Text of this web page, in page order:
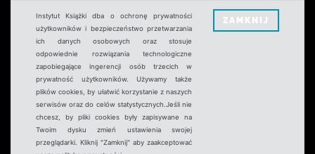
Instytut Książki dba o ochronę prywatności
użytkowników i bezpieczeństwo przetwarzania
ich danych osobowych oraz stosuje
odpowiednie rozwiązania technologiczne
zapobiegające ingerencji osób trzecich w
prywatność użytkowników. Używamy także
plików cookies, by ułatwić korzystanie z naszych
serwisów oraz do celów statystycznych.Jeśli nie
chcesz, by pliki cookies były zapisywane na
Twoim dysku zmień ustawienia swojej
przeglądarki. Kliknij "Zamknij" aby zaakceptować
ZAMKNIJ